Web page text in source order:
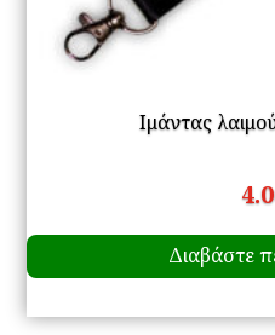
Ιμάντας
Διαβάστε